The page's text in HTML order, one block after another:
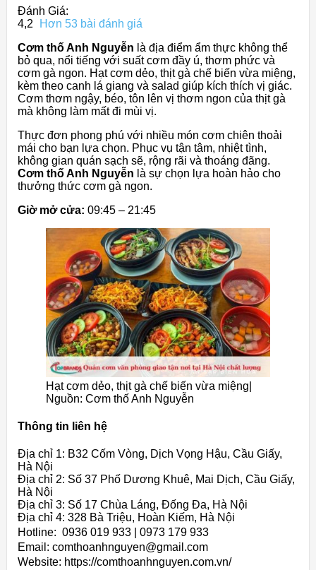
Đánh Giá:
4,2
Hơn 53 bài đánh giá
Cơm thố Anh Nguyễn là địa điểm ẩm thực không thể
bỏ qua, nổi tiếng với suất cơm đầy ú, thơm phức và
cơm gà ngon. Hạt cơm dẻo, thịt gà chế biến vừa miệng,
kèm theo canh lá giang và salad giúp kích thích vị giác.
Cơm thơm ngậy, béo, tôn lên vị thơm ngon của thịt gà
mà không làm mất đi mùi vị.
Thực đơn phong phú với nhiều món cơm chiên thoải
mái cho bạn lựa chọn. Phục vụ tận tâm, nhiệt tình,
không gian quán sạch sẽ, rộng rãi và thoáng đãng.
Cơm thố Anh Nguyễn là sự chọn lựa hoàn hảo cho
thưởng thức cơm gà ngon.
Giờ mở cửa: 09:45 – 21:45
Hạt cơm dẻo, thịt gà chế biến vừa miệng|
Nguồn: Cơm thố Anh Nguyễn
Thông tin liên hệ
Địa chỉ 1: B32 Cốm Vòng, Dịch Vọng Hậu, Cầu Giấy,
Hà Nội
Địa chỉ 2: Số 37 Phố Dương Khuê, Mai Dịch, Cầu Giấy,
Hà Nội
Địa chỉ 3: Số 17 Chùa Láng, Đống Đa, Hà Nội
Địa chỉ 4: 328 Bà Triệu, Hoàn Kiếm, Hà Nội
Hotline: 0936 019 933 | 0973 179 933
Email: comthoanhnguyen@gmail.com
Website: https://comthoanhnguyen.com.vn/